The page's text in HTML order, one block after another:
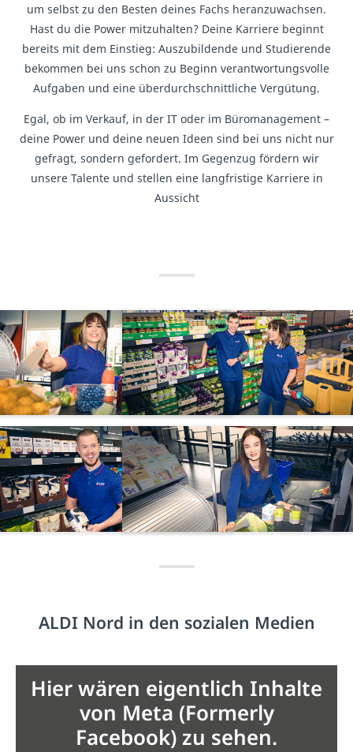
um selbst zu den Besten deines Fachs heranzuwachsen.
Hast du die Power mitzuhalten? Deine Karriere beginnt
bereits mit dem Einstieg: Auszubildende und Studierende
bekommen bei uns schon zu Beginn verantwortungsvolle
Aufgaben und eine überdurchschnittliche Vergütung.
Egal, ob im Verkauf, in der IT oder im Büromanagement –
deine Power und deine neuen Ideen sind bei uns nicht nur
gefragt, sondern gefordert. Im Gegenzug fördern wir
unsere Talente und stellen eine langfristige Karriere in
Aussicht
ALDI Nord in den sozialen Medien
Hier wären eigentlich Inhalte
von Meta (Formerly
Facebook) zu sehen.